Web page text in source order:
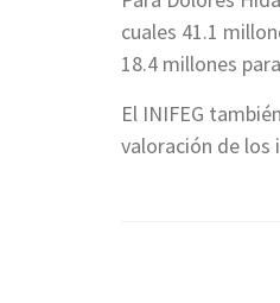
cuales 41.1
18.4 millones
El INIFEG
valoración de los